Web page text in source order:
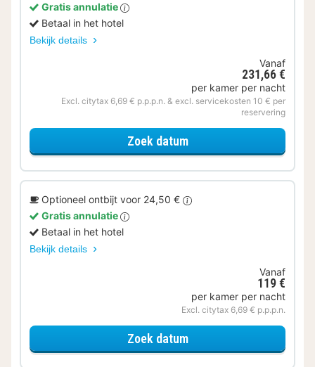
Gratis annulatie
Betaal in het hotel
Bekijk details
Vanaf
231,66 €
per kamer per nacht
Excl. citytax 6,69 € p.p.p.n. & excl. servicekosten 10 € per
reservering
Zoek datumvoor Verblijf & Diner
Optioneel ontbijt voor 24,50 €
Gratis annulatie
Betaal in het hotel
Bekijk details
Vanaf
119 €
per kamer per nacht
Excl. citytax 6,69 € p.p.p.n.
Zoek datumvoor Deluxe kamer met